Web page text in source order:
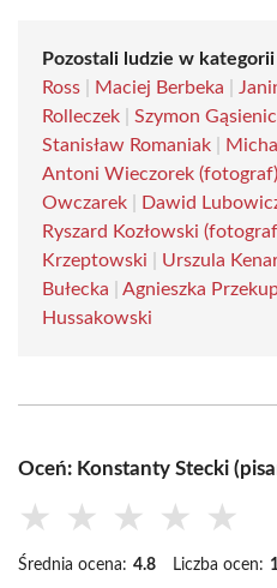
Pozostali ludzie w
Ross
Maciej Berbeka
Rolleczek
Szymon
Stanisław Romaniak
Antoni Wieczorek (fotograf)
Owczarek
Dawid
Ryszard Kozłowski
Krzeptowski
Urszula
Bułecka
Agnieszka
Hussakowski
Oceń: Konstanty Stecki
★ ★ ★ ★ ★
Średnia ocena: 4.8 Liczba ocen: